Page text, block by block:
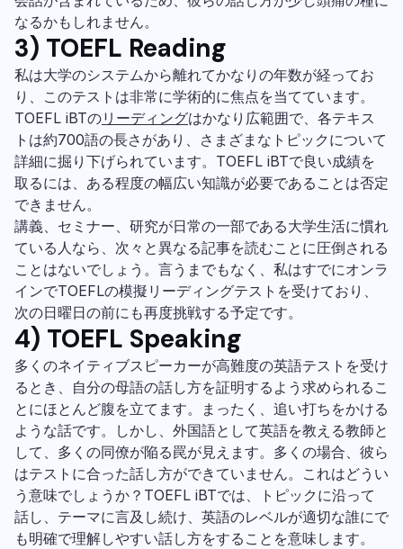
なるかもしれません。
3) TOEFL Reading
私は大学のシステムから離れてかなりの年数が経ってお
り、このテストは非常に学術的に焦点を当てています。
TOEFL iBTのリーディングはかなり広範囲で、各テキス
トは約700語の長さがあり、さまざまなトピックについて
詳細に掘り下げられています。TOEFL iBTで良い成績を
取るには、ある程度の幅広い知識が必要であることは否定
できません。
講義、セミナー、研究が日常の一部である大学生活に慣れ
ている人なら、次々と異なる記事を読むことに圧倒される
ことはないでしょう。言うまでもなく、私はすでにオンラ
インでTOEFLの模擬リーディングテストを受けており、
次の日曜日の前にも再度挑戦する予定です。
4) TOEFL Speaking
多くのネイティブスピーカーが高難度の英語テストを受け
るとき、自分の母語の話し方を証明するよう求められるこ
とにほとんど腹を立てます。まったく、追い打ちをかける
ような話です。しかし、外国語として英語を教える教師と
して、多くの同僚が陥る罠が見えます。多くの場合、彼ら
はテストに合った話し方ができていません。これはどうい
う意味でしょうか？TOEFL iBTでは、トピックに沿って
話し、テーマに言及し続け、英語のレベルが適切な誰にで
も明確で理解しやすい話し方をすることを意味します。